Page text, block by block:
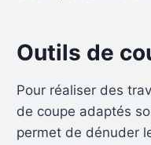
Outils de
Pour réaliser des
de coupe adaptés
permet de dénuder